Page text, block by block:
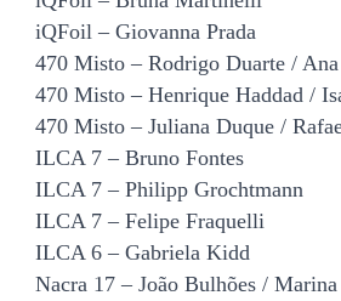
iQFoil – Giovanna Prada
470 Misto – Rodrigo Duarte / Ana
470 Misto – Henrique Haddad /
470 Misto – Juliana Duque /
ILCA 7 – Bruno Fontes
ILCA 7 – Philipp Grochtmann
ILCA 7 – Felipe Fraquelli
ILCA 6 – Gabriela Kidd
Nacra 17 – João Bulhões /